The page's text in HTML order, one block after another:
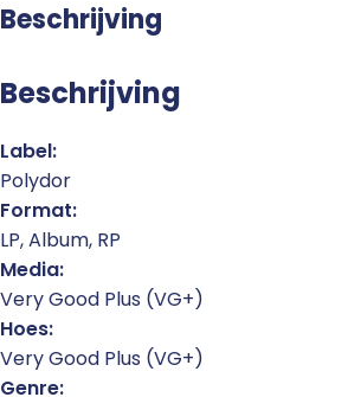
Beschrijving
Beschrijving
Label:
Polydor
Format:
LP, Album, RP
Media:
Very Good Plus (VG+)
Hoes:
Very Good Plus (VG+)
Genre: